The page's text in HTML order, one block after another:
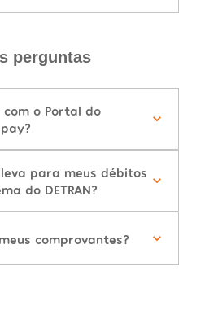
perguntas
com o Portal do
para meus débitos
do DETRAN?
comprovantes?